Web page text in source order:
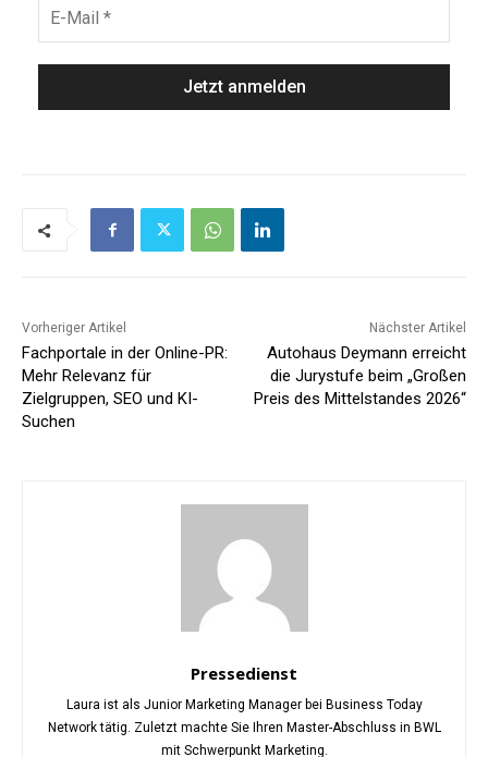
Vorheriger Artikel
Fachportale in der Online-PR:
Mehr Relevanz für
Zielgruppen, SEO und KI-
Suchen
Nächster Artikel
Autohaus Deymann erreicht
die Jurystufe beim „Großen
Preis des Mittelstandes 2026“
Pressedienst
Laura ist als Junior Marketing Manager bei Business Today
Network tätig. Zuletzt machte Sie Ihren Master-Abschluss in BWL
mit Schwerpunkt Marketing.